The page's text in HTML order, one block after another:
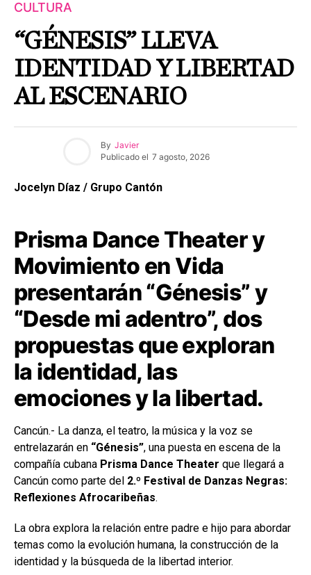
CULTURA
“GÉNESIS” LLEVA
IDENTIDAD Y LIBERTAD
AL ESCENARIO
By Javier
Publicado el 7 agosto, 2026
Jocelyn Díaz / Grupo Cantón
Prisma Dance Theater y
Movimiento en Vida
presentarán “Génesis” y
“Desde mi adentro”, dos
propuestas que exploran
la identidad, las
emociones y la libertad.
Cancún.- La danza, el teatro, la música y la voz se
entrelazarán en “Génesis”, una puesta en escena de la
compañía cubana Prisma Dance Theater que llegará a
Cancún como parte del 2.º Festival de Danzas Negras:
Reflexiones Afrocaribeñas.
La obra explora la relación entre padre e hijo para abordar
temas como la evolución humana, la construcción de la
identidad y la búsqueda de la libertad interior.